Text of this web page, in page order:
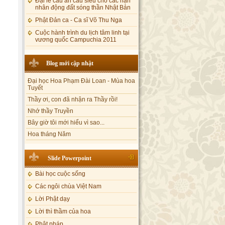
nhân động đất sóng thần Nhật Bản
Phật Đản ca - Ca sĩ Võ Thu Nga
Cuộc hành trình du lịch tâm linh tại
vương quốc Campuchia 2011
Blog mới cập nhật
Đại học Hoa Phạm Đài Loan - Mùa hoa
Thầy ơi, con đã nhận ra Thầy rồi!
Nhớ thầy Truyền
Bây giờ tôi mới hiểu vì sao...
Hoa tháng Năm
Cổ phần công đức
Đi tìm vũ khúc mùa hè
Mơ màng Phật dạy....
Lời thú tội của chị gái nhỏ nhen
Slide Powerpoint
Bài học cuộc sống
Các ngôi chùa Việt Nam
Lời Phật dạy
Lời thì thầm của hoa
Phật pháp